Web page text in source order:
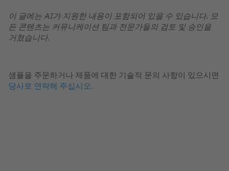
이 글에는 AI가 지원한 내용이 포함되어 있을 수 있습니다. 모
든 콘텐츠는 커뮤니케이션 팀과 전문가들의 검토 및 승인을
거쳤습니다.
샘플을 주문하거나 제품에 대한 기술적 문의 사항이 있으시면
당사로 연락해 주십시오 .